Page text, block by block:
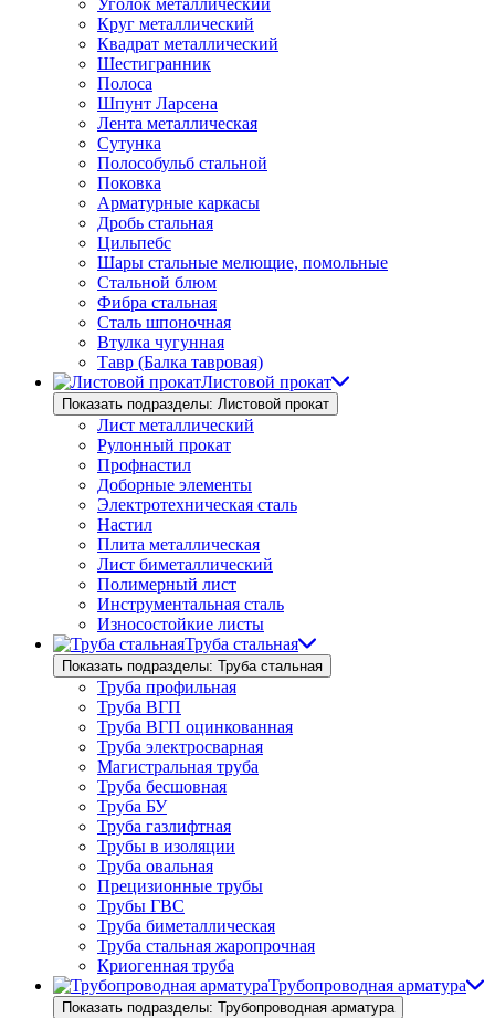
Уголок металлический
Круг металлический
Квадрат металлический
Шестигранник
Полоса
Шпунт Ларсена
Лента металлическая
Сутунка
Полособульб стальной
Поковка
Арматурные каркасы
Дробь стальная
Цильпебс
Шары стальные мелющие, помольные
Стальной блюм
Фибра стальная
Сталь шпоночная
Втулка чугунная
Тавр (Балка тавровая)
Листовой прокат
Показать подразделы: Листовой прокат
Лист металлический
Рулонный прокат
Профнастил
Доборные элементы
Электротехническая сталь
Настил
Плита металлическая
Лист биметаллический
Полимерный лист
Инструментальная сталь
Износостойкие листы
Труба стальная
Показать подразделы: Труба стальная
Труба профильная
Труба ВГП
Труба ВГП оцинкованная
Труба электросварная
Магистральная труба
Труба бесшовная
Труба БУ
Труба газлифтная
Трубы в изоляции
Труба овальная
Прецизионные трубы
Трубы ГВС
Труба биметаллическая
Труба стальная жаропрочная
Криогенная труба
Трубопроводная арматура
Показать подразделы: Трубопроводная арматура